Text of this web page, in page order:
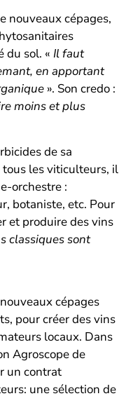
nouveaux cépages,
du sol. « Il faut
en apportant
». Son credo :
moins et plus
de sa
tous les viticulteurs, il
orchestre :
botaniste, etc. Pour
et produire des vins
classiques sont
cépages
pour créer des vins
locaux. Dans
Agroscope de
un contrat
une sélection de